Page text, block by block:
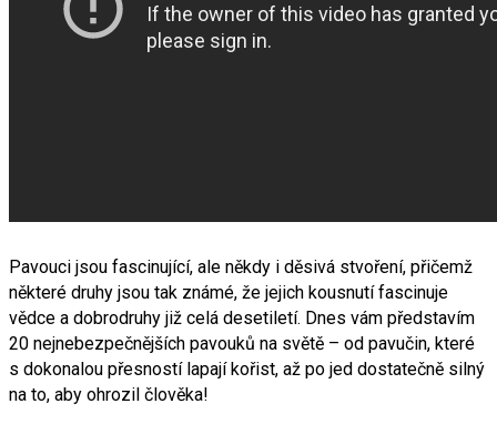
Pavouci jsou fascinující, ale někdy i děsivá stvoření, přičemž
některé druhy jsou tak známé, že jejich kousnutí fascinuje
vědce a dobrodruhy již celá desetiletí. Dnes vám představím
20 nejnebezpečnějších pavouků na světě – od pavučin, které
s dokonalou přesností lapají kořist, až po jed dostatečně silný
na to, aby ohrozil člověka!